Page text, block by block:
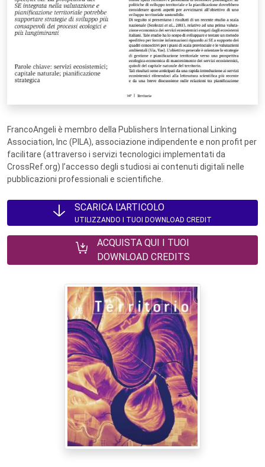
FrancoAngeli è membro della Publishers International Linking
Association, Inc (PILA), associazione indipendente e non profit per
facilitare (attraverso i servizi tecnologici implementati da
CrossRef.org) l’accesso degli studiosi ai contenuti digitali nelle
pubblicazioni professionali e scientifiche.
SCARICA L'ARTICOLO
UTILIZZANDO I TUOI DOWNLOAD CREDIT
ACQUISTA QUI I TUOI
DOWNLOAD CREDITS